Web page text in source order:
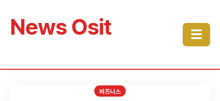
News Osit ☰
비즈니스